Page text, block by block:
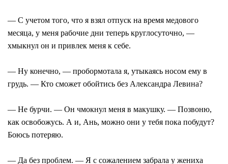
— С учетом того, что я взял отпуск на время медового
месяца, у меня рабочие дни теперь круглосуточно, —
хмыкнул он и привлек меня к себе.
— Ну конечно, — пробормотала я, утыкаясь носом ему в
грудь. — Кто сможет обойтись без Александра Левина?
— Не бурчи. — Он чмокнул меня в макушку. — Позвоню,
как освобожусь. А и, Ань, можно они у тебя пока побудут?
Боюсь потеряю.
— Да без проблем. — Я с сожалением забрала у жениха